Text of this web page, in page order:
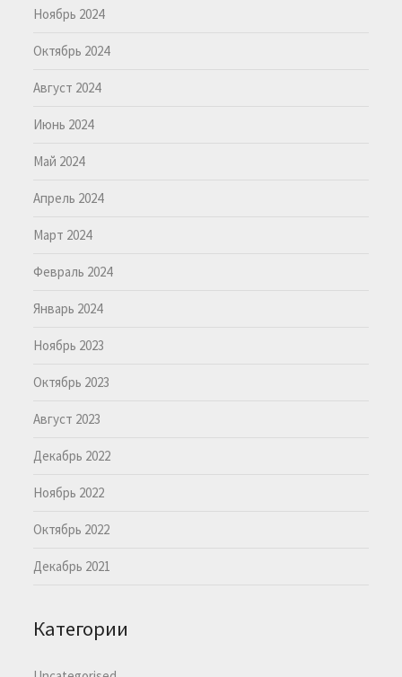
Ноябрь 2024
Октябрь 2024
Август 2024
Июнь 2024
Май 2024
Апрель 2024
Март 2024
Февраль 2024
Январь 2024
Ноябрь 2023
Октябрь 2023
Август 2023
Декабрь 2022
Ноябрь 2022
Октябрь 2022
Декабрь 2021
Категории